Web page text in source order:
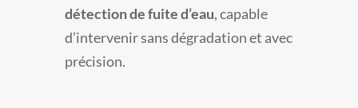
détection de fuite d’eau, capable
d’intervenir sans dégradation et avec
précision.